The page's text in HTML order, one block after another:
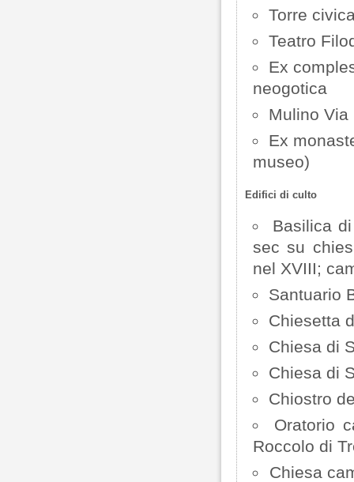
Torre
Teatro
Ex
neogotica
Mulino Via
Ex
museo)
Edifici di culto
Basilica
sec su
nel XVIII;
Santuario
Chiesetta
Chiesa di
Chiesa di
Chiostro
Oratorio
Roccolo di
Chiesa